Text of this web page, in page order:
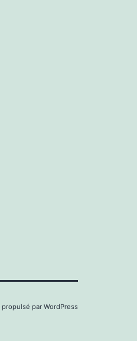
par WordPress